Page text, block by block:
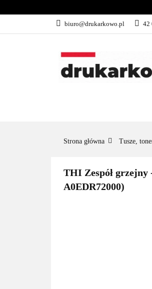
biuro@drukarkowo.pl 42
Strona główna Tusze,
THI Zespół grzejny
A0EDR72000)